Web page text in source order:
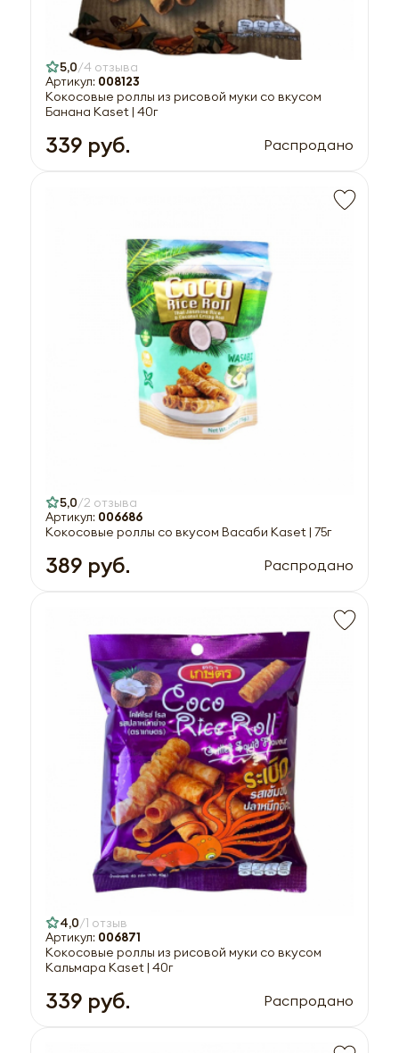
5,0 4 отзыва
Артикул: 008123
Кокосовые роллы из рисовой муки со вкусом
Банана Kaset | 40г
339 руб. Распродано
5,0 2 отзыва
Артикул: 006686
Кокосовые роллы со вкусом Васаби Kaset | 75г
389 руб. Распродано
4,0 1 отзыв
Артикул: 006871
Кокосовые роллы из рисовой муки со вкусом
Кальмара Kaset | 40г
339 руб. Распродано